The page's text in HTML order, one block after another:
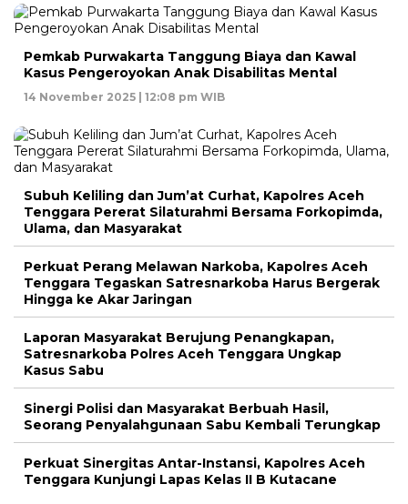
Pemkab Purwakarta Tanggung Biaya dan Kawal
Kasus Pengeroyokan Anak Disabilitas Mental
14 November 2025 | 12:08 pm WIB
Subuh Keliling dan Jum’at Curhat, Kapolres Aceh
Tenggara Pererat Silaturahmi Bersama Forkopimda,
Ulama, dan Masyarakat
Perkuat Perang Melawan Narkoba, Kapolres Aceh
Tenggara Tegaskan Satresnarkoba Harus Bergerak
Hingga ke Akar Jaringan
Laporan Masyarakat Berujung Penangkapan,
Satresnarkoba Polres Aceh Tenggara Ungkap
Kasus Sabu
Sinergi Polisi dan Masyarakat Berbuah Hasil,
Seorang Penyalahgunaan Sabu Kembali Terungkap
Perkuat Sinergitas Antar-Instansi, Kapolres Aceh
Tenggara Kunjungi Lapas Kelas II B Kutacane